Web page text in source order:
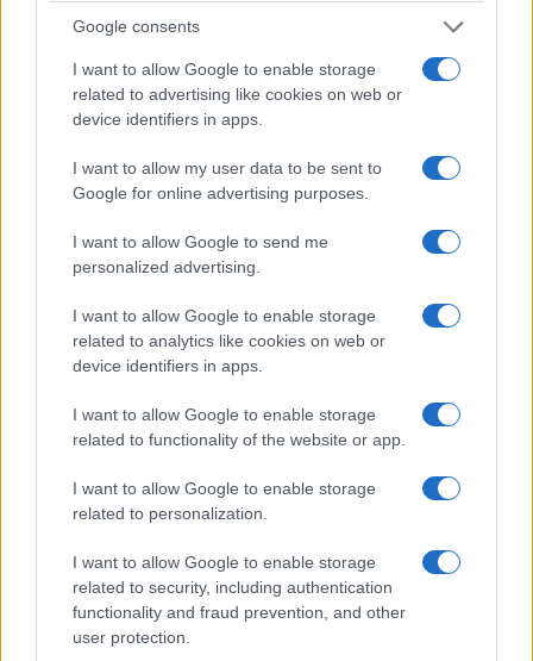
Google consents
I want to allow Google to enable storage
related to advertising like cookies on web or
device identifiers in apps.
I want to allow my user data to be sent to
Google for online advertising purposes.
I want to allow Google to send me
personalized advertising.
I want to allow Google to enable storage
related to analytics like cookies on web or
device identifiers in apps.
I want to allow Google to enable storage
related to functionality of the website or app.
I want to allow Google to enable storage
related to personalization.
I want to allow Google to enable storage
related to security, including authentication
functionality and fraud prevention, and other
user protection.
ΕΛΛΑΔΑ
ΕΛΓΕΚΑ: Προληπτική ανάκληση προϊόντος
μαρμελάδας φράουλας γνωστής μάρκας